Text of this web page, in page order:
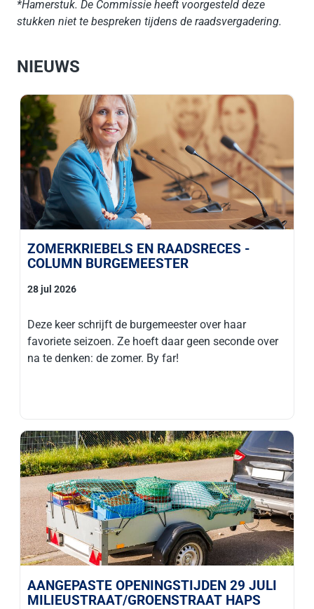
*Hamerstuk. De Commissie heeft voorgesteld deze
stukken niet te bespreken tijdens de raadsvergadering.
NIEUWS
ZOMERKRIEBELS EN RAADSRECES -
COLUMN BURGEMEESTER
28 jul 2026
Deze keer schrijft de burgemeester over haar
favoriete seizoen. Ze hoeft daar geen seconde over
na te denken: de zomer. By far!
AANGEPASTE OPENINGSTIJDEN 29 JULI
MILIEUSTRAAT/GROENSTRAAT HAPS